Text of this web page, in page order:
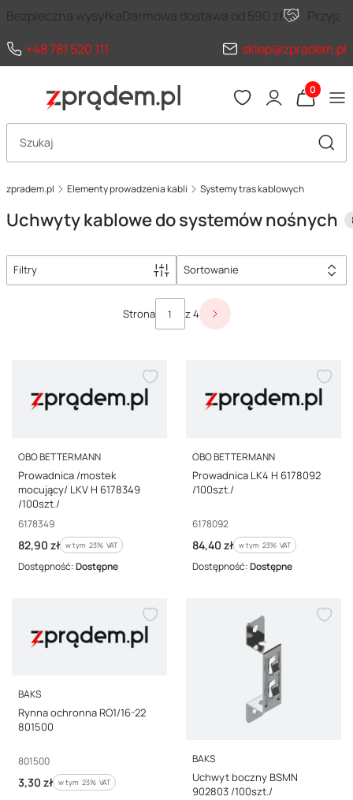
Bezpieczna wysyłkaDarmowa dostawa od 590 zł
+48 781 520 111
sklep@zpradem.pl
Produkty
Otwórz wyszukiwarkę
zpradem.pl Elementy prowadzenia kabli Systemy tras kablowych
Uchwyty kablowe do systemów nośnych
Filtry Sortowanie
Lista produktówStrona z 4 Następne produkty
PRODUCENT
OBO BETTERMANN
Prowadnica /mostek
mocujący/ LKV H 6178349
/100szt./
Kod producenta
6178349
Cena brutto
82,90 zł w tym %s VAT
w tym 23% VAT
Dostępność:Dostępne
PRODUCENT
OBO BETTERMANN
Prowadnica LK4 H 6178092
/100szt./
Kod producenta
6178092
Cena brutto
84,40 zł w tym %s VAT
w tym 23% VAT
Dostępność:Dostępne
PRODUCENT
BAKS
Rynna ochronna RO1/16-22
801500
Kod producenta
801500
Cena brutto
3,30 zł w tym %s VAT
w tym 23% VAT
PRODUCENT
BAKS
Uchwyt boczny BSMN
902803 /100szt./